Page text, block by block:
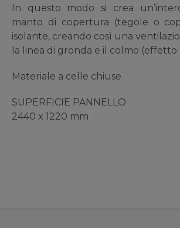
In questo modo si crea
manto di copertura (tegole o
isolante, creando così una
la linea di gronda e il colmo (effetto
Materiale a celle chiuse
SUPERFICIE PANNELLO
2440 x 1220 mm